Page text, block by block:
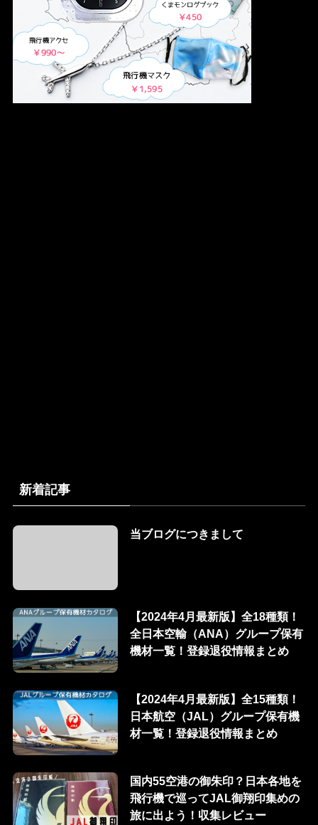
新着記事
当ブログにつきまして
【2024年4月最新版】全18種類！
全日本空輸（ANA）グループ保有
機材一覧！登録退役情報まとめ
【2024年4月最新版】全15種類！
日本航空（JAL）グループ保有機
材一覧！登録退役情報まとめ
国内55空港の御朱印？日本各地を
飛行機で巡ってJAL御翔印集めの
旅に出よう！収集レビュー